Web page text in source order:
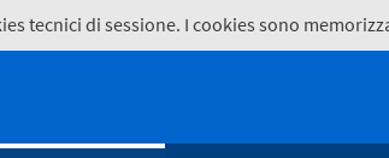
tecnici di sessione. I cookies sono